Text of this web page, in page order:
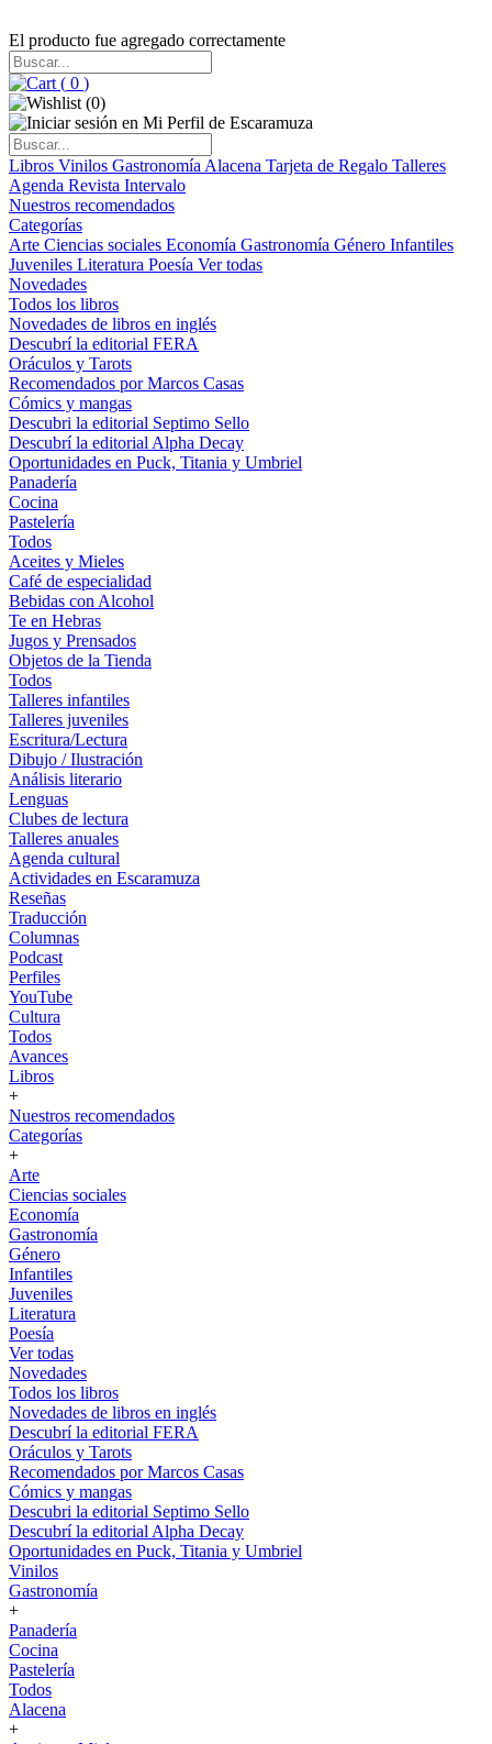
El producto fue agregado correctamente
( 0 )
(0)
Libros Vinilos Gastronomía Alacena Tarjeta de Regalo Talleres
Agenda Revista Intervalo
Nuestros recomendados
Categorías
Arte Ciencias sociales Economía Gastronomía Género Infantiles
Juveniles Literatura Poesía Ver todas
Novedades
Todos los libros
Novedades de libros en inglés
Descubrí la editorial FERA
Oráculos y Tarots
Recomendados por Marcos Casas
Cómics y mangas
Descubri la editorial Septimo Sello
Descubrí la editorial Alpha Decay
Oportunidades en Puck, Titania y Umbriel
Panadería
Cocina
Pastelería
Todos
Aceites y Mieles
Café de especialidad
Bebidas con Alcohol
Te en Hebras
Jugos y Prensados
Objetos de la Tienda
Todos
Talleres infantiles
Talleres juveniles
Escritura/Lectura
Dibujo / Ilustración
Análisis literario
Lenguas
Clubes de lectura
Talleres anuales
Agenda cultural
Actividades en Escaramuza
Reseñas
Traducción
Columnas
Podcast
Perfiles
YouTube
Cultura
Todos
Avances
Libros
+
Nuestros recomendados
Categorías
+
Arte
Ciencias sociales
Economía
Gastronomía
Género
Infantiles
Juveniles
Literatura
Poesía
Ver todas
Novedades
Todos los libros
Novedades de libros en inglés
Descubrí la editorial FERA
Oráculos y Tarots
Recomendados por Marcos Casas
Cómics y mangas
Descubri la editorial Septimo Sello
Descubrí la editorial Alpha Decay
Oportunidades en Puck, Titania y Umbriel
Vinilos
Gastronomía
+
Panadería
Cocina
Pastelería
Todos
Alacena
+